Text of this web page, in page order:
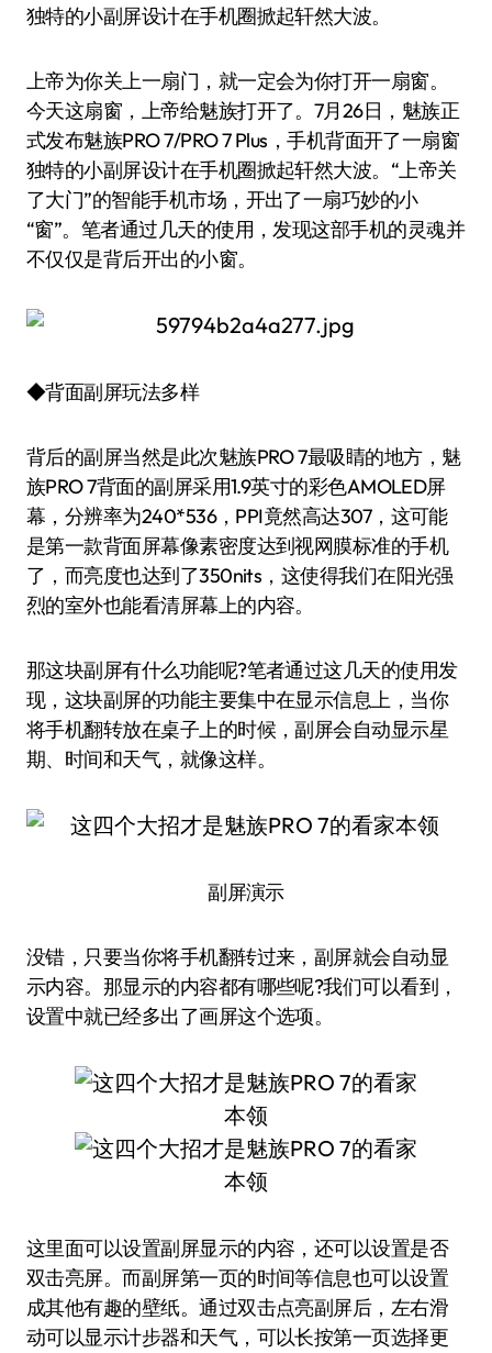
独特的小副屏设计在手机圈掀起轩然大波。
上帝为你关上一扇门，就一定会为你打开一扇窗。
今天这扇窗，上帝给魅族打开了。7月26日，魅族正
式发布魅族PRO 7/PRO 7 Plus，手机背面开了一扇窗
独特的小副屏设计在手机圈掀起轩然大波。“上帝关
了大门”的智能手机市场，开出了一扇巧妙的小
“窗”。笔者通过几天的使用，发现这部手机的灵魂并
不仅仅是背后开出的小窗。
◆背面副屏玩法多样
背后的副屏当然是此次魅族PRO 7最吸睛的地方，魅
族PRO 7背面的副屏采用1.9英寸的彩色AMOLED屏
幕，分辨率为240*536，PPI竟然高达307，这可能
是第一款背面屏幕像素密度达到视网膜标准的手机
了，而亮度也达到了350nits，这使得我们在阳光强
烈的室外也能看清屏幕上的内容。
那这块副屏有什么功能呢?笔者通过这几天的使用发
现，这块副屏的功能主要集中在显示信息上，当你
将手机翻转放在桌子上的时候，副屏会自动显示星
期、时间和天气，就像这样。
副屏演示
没错，只要当你将手机翻转过来，副屏就会自动显
示内容。那显示的内容都有哪些呢?我们可以看到，
设置中就已经多出了画屏这个选项。
这里面可以设置副屏显示的内容，还可以设置是否
双击亮屏。而副屏第一页的时间等信息也可以设置
成其他有趣的壁纸。通过双击点亮副屏后，左右滑
动可以显示计步器和天气，可以长按第一页选择更